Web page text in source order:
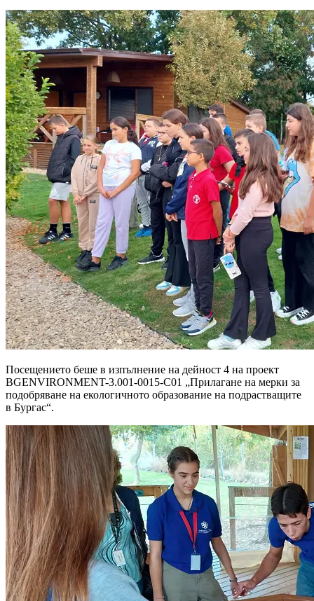
Посещението беше в изпълнение на дейност 4 на проект
BGENVIRONMENT-3.001-0015-C01 „Прилагане на мерки за
подобряване на екологичното образование на подрастващите
в Бургас“.